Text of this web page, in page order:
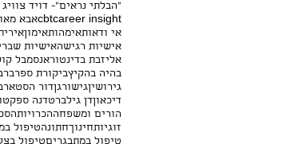
"הבלתי נראים"- דויד צוויג
career insight
cbtאבא
אי ודאותאימהותאימון
אישיות רגישהאישיות
אליזבת בדינטוראנסמבל
בהיה בהקיץביקורת ספר
גירושיןגישורגןדור
דיכאוןדן גילברטדנה
הורים ומשפחההכרויות
זוגיותחינוךחתונהטיפול